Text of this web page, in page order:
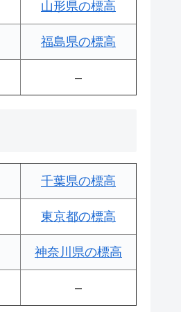
山形県の標高
福島県の標高
–
千葉県の標高
東京都の標高
神奈川県の標高
–